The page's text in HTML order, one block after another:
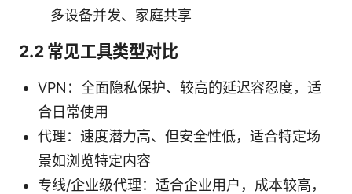
多设备并发、家庭共享
2.2 常见工具类型对比
VPN：全面隐私保护、较高的延迟容忍度，适
合日常使用
代理：速度潜力高、但安全性低，适合特定场
景如浏览特定内容
专线/企业级代理：适合企业用户，成本较高，